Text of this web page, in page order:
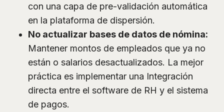
con una capa de pre-validación automática
en la plataforma de dispersión.
No actualizar bases de datos de nómina:
Mantener montos de empleados que ya no
están o salarios desactualizados. La mejor
práctica es implementar una Integración
directa entre el software de RH y el sistema
de pagos.